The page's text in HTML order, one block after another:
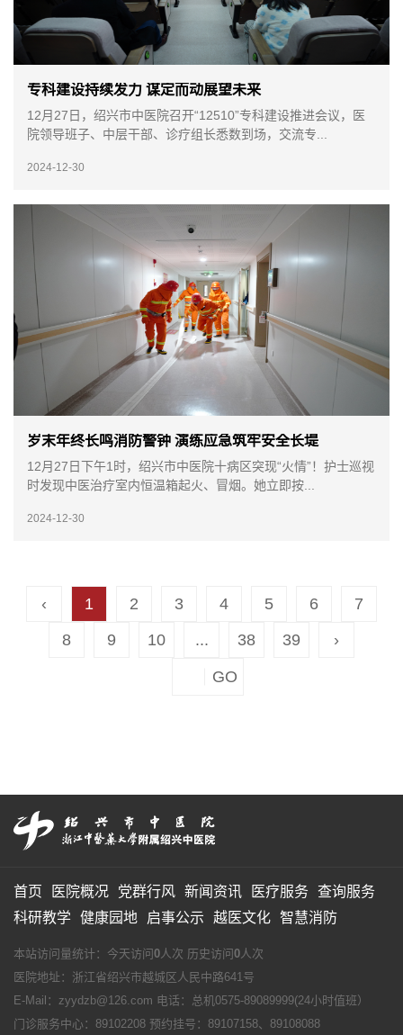
专科建设持续发力 谋定而动展望未来
12月27日，绍兴市中医院召开“12510”专科建设推进会议，医
院领导班子、中层干部、诊疗组长悉数到场，交流专...
2024-12-30
岁末年终长鸣消防警钟 演练应急筑牢安全长堤
12月27日下午1时，绍兴市中医院十病区突现“火情”！护士巡视
时发现中医治疗室内恒温箱起火、冒烟。她立即按...
2024-12-30
‹ 1 2 3 4 5 6
7
8
9 10 ... 38 39 ›
首页 医院概况 党群行风 新闻资讯 医疗服务
查询服务
科研教学 健康园地 启事公示 越医文化 智慧消防
本站访问量统计：今天访问0人次 历史访问0人次
医院地址：浙江省绍兴市越城区人民中路641号
E-Mail：zyydzb@126.com 电话：总机0575-89089999(24小时值班）
门诊服务中心：89102208 预约挂号：89107158、89108088